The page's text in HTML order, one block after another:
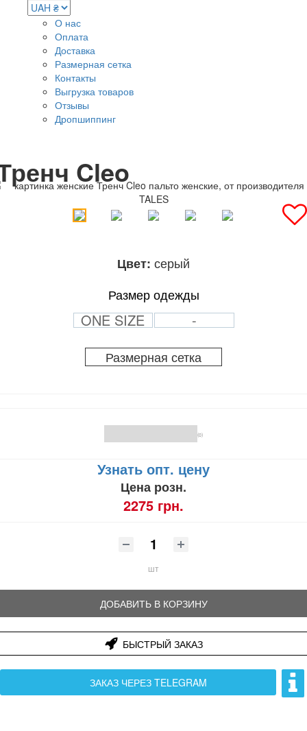
О нас
Оплата
Доставка
Размерная сетка
Контакты
Выгрузка товаров
Отзывы
Дропшиппинг
Cleo
Цвет: серый
Размер одежды
ONE SIZE -
Размерная сетка
(0)
Узнать опт. цену
Цена розн.
2275 грн.
шт
ДОБАВИТЬ В КОРЗИНУ
БЫСТРЫЙ ЗАКАЗ
ЗАКАЗ ЧЕРЕЗ TELEGRAM